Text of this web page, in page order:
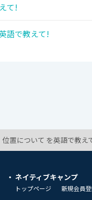
て!
語で教えて!
位置について を英語で教え
ネイティブキャンプ
トップページ 新規会員